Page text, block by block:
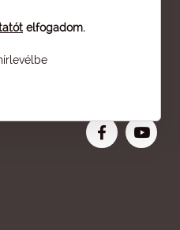
elfogadom.